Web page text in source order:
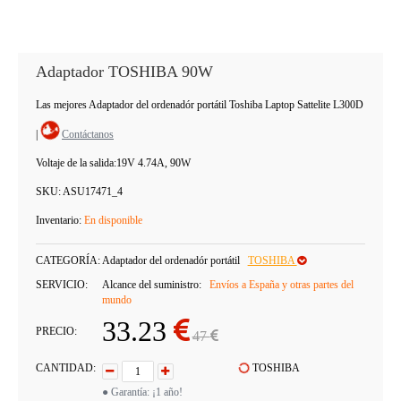
Adaptador TOSHIBA 90W
Las mejores Adaptador del ordenadór portátil Toshiba Laptop Sattelite L300D
Contáctanos
Voltaje de la salida:19V 4.74A, 90W
SKU:ASU17471_4
Inventario: En disponible
CATEGORÍA:Adaptador del ordenadór portátil
TOSHIBA
SERVICIO:
Alcance del suministro:
Envíos a España y otras partes del
mundo
PRECIO: 33.23 47
CANTIDAD:
TOSHIBA
● Garantía: ¡1 año!